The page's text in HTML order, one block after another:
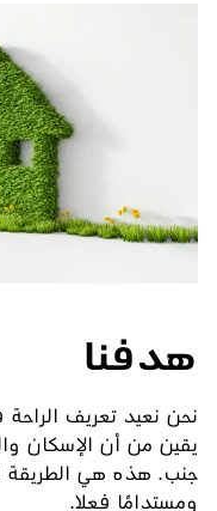
هدفنا
نحن نعيد تعريف الراحة
يقين من أن الإسكان
جنب. هذه هي الطريقة
ومستدامًا فعلا.